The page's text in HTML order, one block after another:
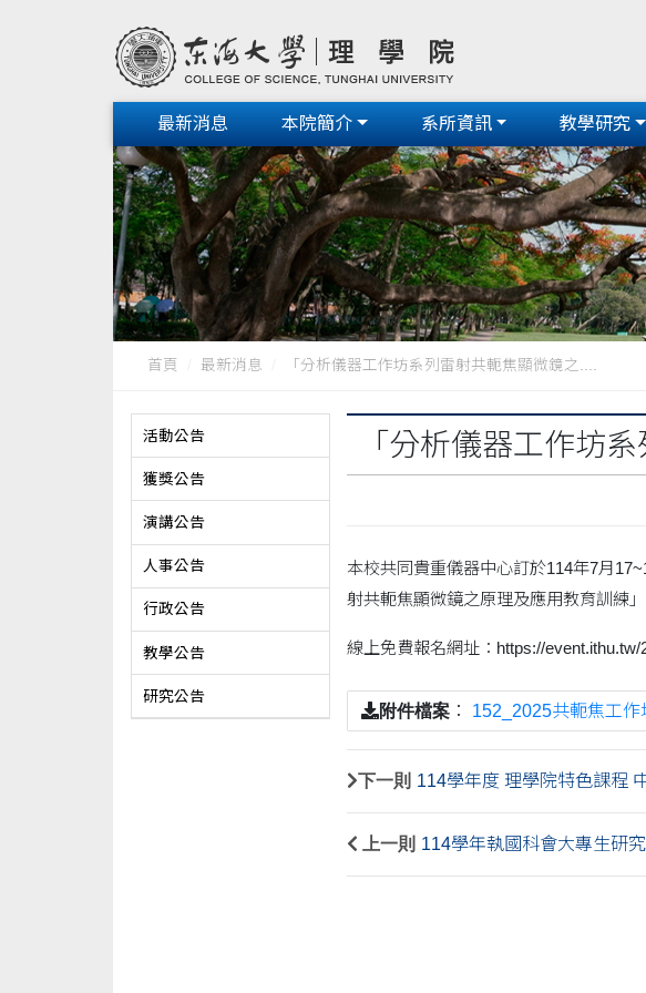
最新消息 本院簡介 系所資訊 教學研究
首頁 最新消息 「分析儀器工作坊系列雷射共軛焦顯微鏡之....
活動公告
獲獎公告
演講公告
人事公告
行政公告
教學公告
研究公告
「分析儀器工作坊
本校共同貴重儀器中心訂於114年7月
射共軛焦顯微鏡之原理及應用教育訓練」
線上免費報名網址：https://
附件檔案 ： 152_2025共軛焦工作
下一則 114學年度 理學院特色課程
上一則 114學年執國科會大專生研